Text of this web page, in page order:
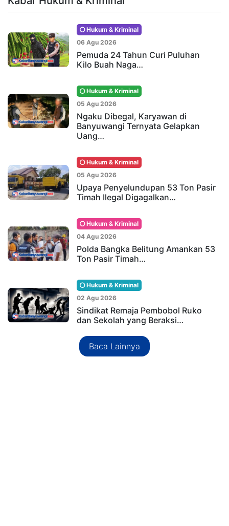
Hukum & Kriminal
06 Agu 2026
Pemuda 24 Tahun Curi Puluhan
Kilo Buah Naga…
Hukum & Kriminal
05 Agu 2026
Ngaku Dibegal, Karyawan di
Banyuwangi Ternyata Gelapkan
Uang…
Hukum & Kriminal
05 Agu 2026
Upaya Penyelundupan 53 Ton Pasir
Timah Ilegal Digagalkan…
Hukum & Kriminal
04 Agu 2026
Polda Bangka Belitung Amankan 53
Ton Pasir Timah…
Hukum & Kriminal
02 Agu 2026
Sindikat Remaja Pembobol Ruko
dan Sekolah yang Beraksi…
Baca Lainnya